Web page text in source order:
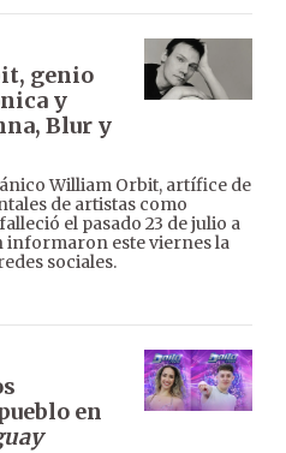
genio
y
Blur y
William Orbit, artífice de
de artistas como
el pasado 23 de julio a
informaron este viernes la
sociales.
en